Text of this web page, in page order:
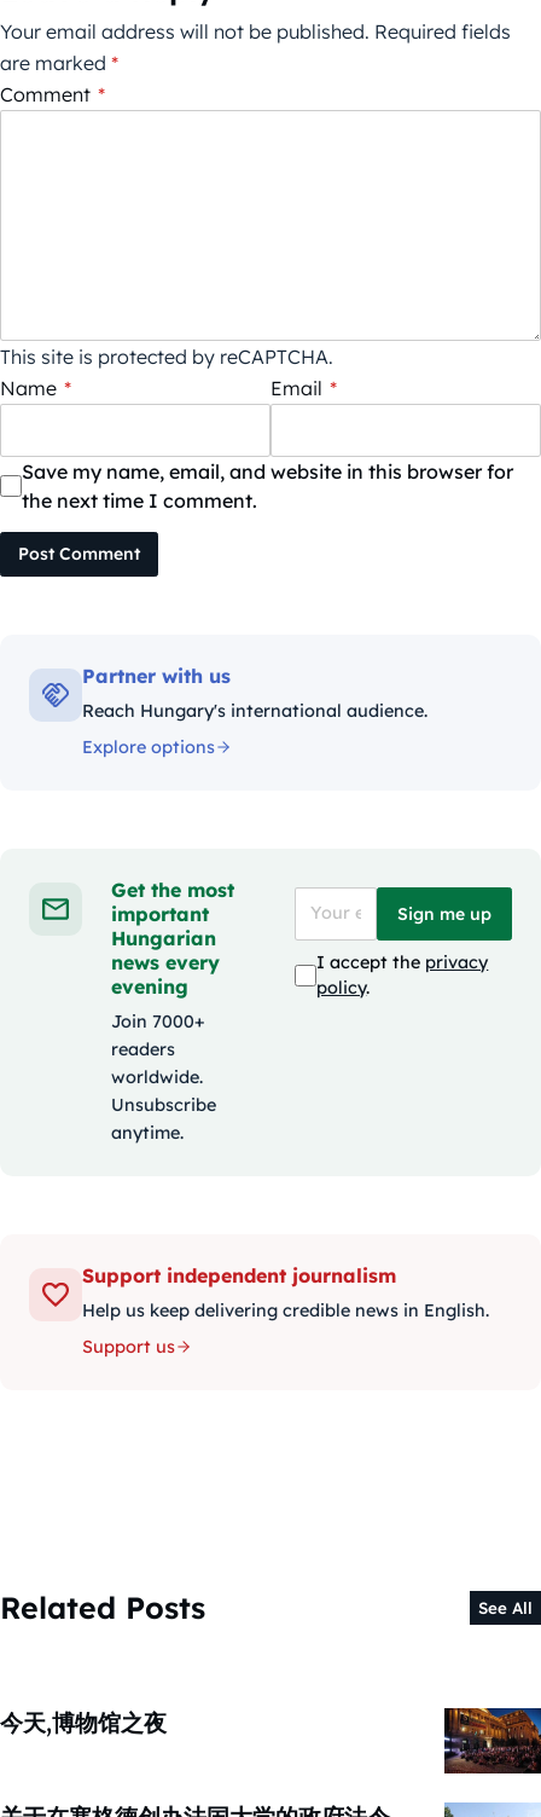
Your email address will not be published. Required fields
are marked *
Comment *
This site is protected by reCAPTCHA.
Name * Email *
Save my name, email, and website in this browser for
the next time I comment.
Post Comment
Partner with us
Reach Hungary's international audience.
Explore options
Get the most
important
Hungarian
news every
evening
Join 7000+
readers
worldwide.
Unsubscribe
anytime.
Sign me up
I accept the privacy
policy.
Support independent journalism
Help us keep delivering credible news in English.
Support us
Related Posts See All
今天,博物馆之夜